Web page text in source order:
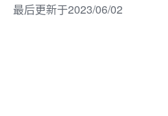
最后更新于2023/06/02